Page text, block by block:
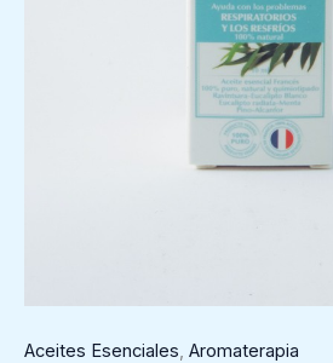
Aceites Esenciales, Aromaterapia